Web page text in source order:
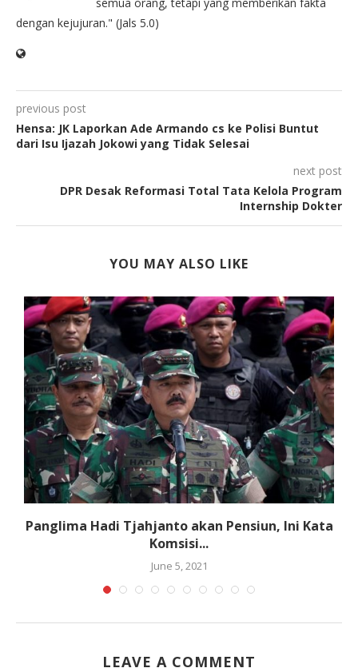
dengan kejujuran." (Jals 5.0)
previous post
Hensa: JK Laporkan Ade Armando cs ke Polisi Buntut
dari Isu Ijazah Jokowi yang Tidak Selesai
next post
DPR Desak Reformasi Total Tata Kelola Program
Internship Dokter
YOU MAY ALSO LIKE
Panglima Hadi Tjahjanto akan Pensiun, Ini Kata
Komsisi...
June 5, 2021
LEAVE A COMMENT